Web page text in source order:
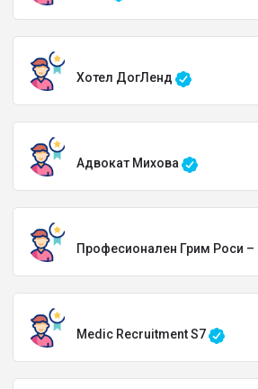
Хотел ДогЛенд
Адвокат Михова
Професионален Грим Роси –
Medic Recruitment S7